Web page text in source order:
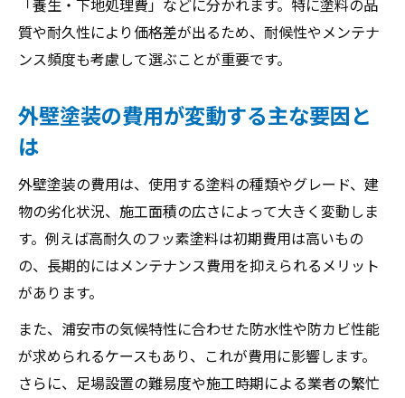
「養生・下地処理費」などに分かれます。特に塗料の品
質や耐久性により価格差が出るため、耐候性やメンテナ
ンス頻度も考慮して選ぶことが重要です。
外壁塗装の費用が変動する主な要因と
は
外壁塗装の費用は、使用する塗料の種類やグレード、建
物の劣化状況、施工面積の広さによって大きく変動しま
す。例えば高耐久のフッ素塗料は初期費用は高いもの
の、長期的にはメンテナンス費用を抑えられるメリット
があります。
また、浦安市の気候特性に合わせた防水性や防カビ性能
が求められるケースもあり、これが費用に影響します。
さらに、足場設置の難易度や施工時期による業者の繁忙